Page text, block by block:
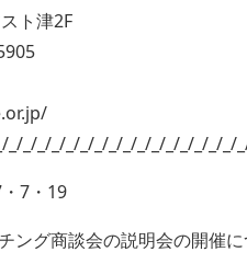
ト津2F
_/_/_/_/_/_/_/_/_/_/_/_/_/_/_/_/
・19
ング商談会の説明会の開催に